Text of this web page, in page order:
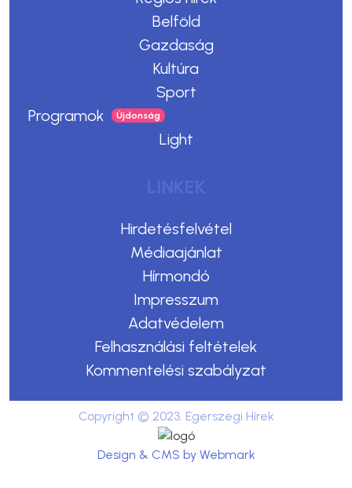
Belföld
Gazdaság
Kultúra
Sport
Programok
Light
LINKEK
Hirdetésfelvétel
Médiaajánlat
Hírmondó
Impresszum
Adatvédelem
Felhasználási feltételek
Kommentelési szabályzat
Copyright © 2023. Egerszegi Hírek
Design & CMS by Webmark